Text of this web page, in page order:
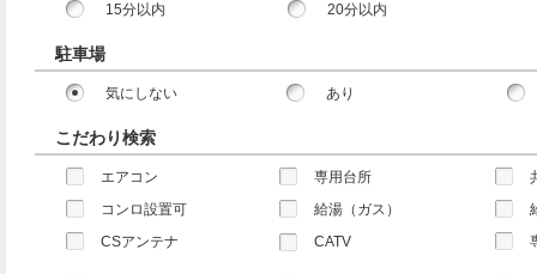
15分以内
20分以内
駐車場
気にしない あり
こだわり検索
エアコン 専用台所
コンロ設置可
給湯（ガス）
CSアンテナ
CATV